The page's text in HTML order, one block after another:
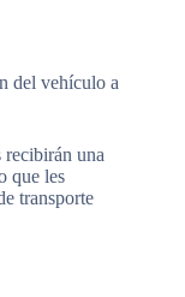
del vehículo a
recibirán una
que les
transporte